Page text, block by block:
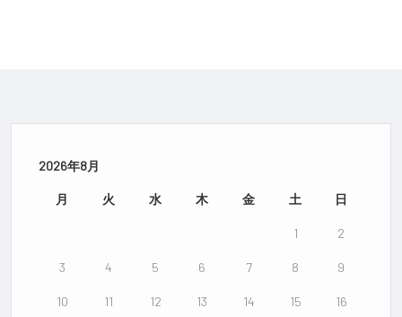
2026年8月
月 火 水 木 金 土 日
1 2
3 4 5 6 7 8 9
10 11 12 13 14 15 16